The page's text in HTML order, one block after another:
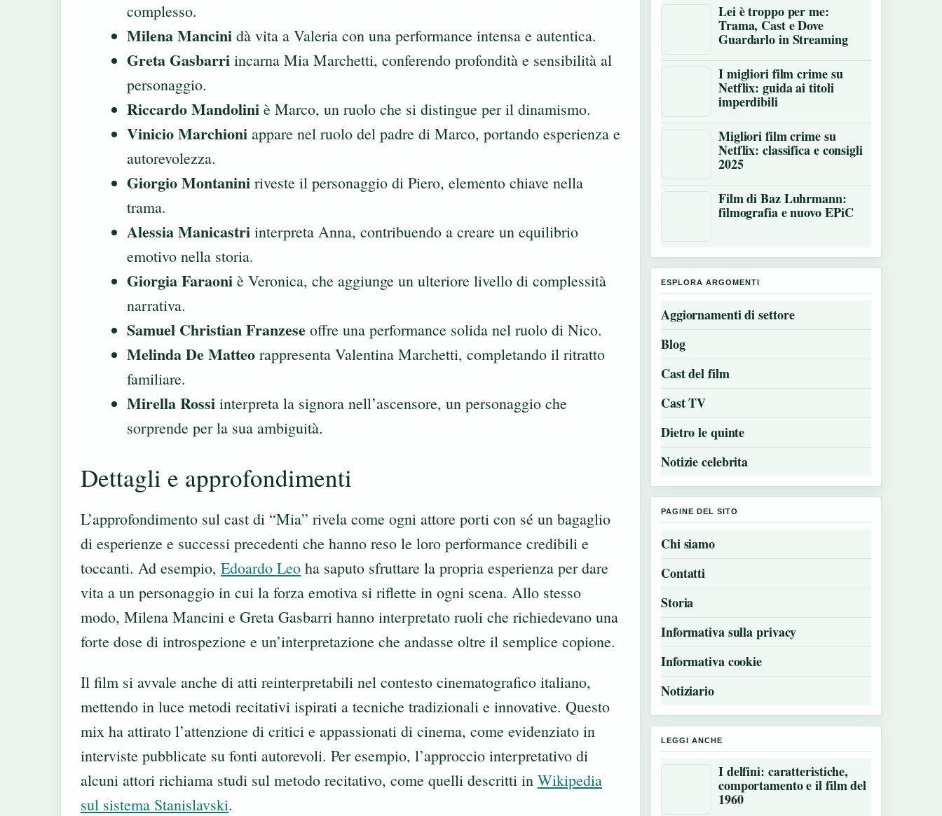
complesso.
Milena Mancini dà vita a Valeria con una performance intensa e autentica.
Greta Gasbarri incarna Mia Marchetti, conferendo profondità e sensibilità al
personaggio.
Riccardo Mandolini è Marco, un ruolo che si distingue per il dinamismo.
Vinicio Marchioni appare nel ruolo del padre di Marco, portando esperienza e
autorevolezza.
Giorgio Montanini riveste il personaggio di Piero, elemento chiave nella
trama.
Alessia Manicastri interpreta Anna, contribuendo a creare un equilibrio
emotivo nella storia.
Giorgia Faraoni è Veronica, che aggiunge un ulteriore livello di complessità
narrativa.
Samuel Christian Franzese offre una performance solida nel ruolo di Nico.
Melinda De Matteo rappresenta Valentina Marchetti, completando il ritratto
familiare.
Mirella Rossi interpreta la signora nell’ascensore, un personaggio che
sorprende per la sua ambiguità.
Dettagli e approfondimenti
L’approfondimento sul cast di “Mia” rivela come ogni attore porti con sé un bagaglio
di esperienze e successi precedenti che hanno reso le loro performance credibili e
toccanti. Ad esempio, Edoardo Leo ha saputo sfruttare la propria esperienza per dare
vita a un personaggio in cui la forza emotiva si riflette in ogni scena. Allo stesso
modo, Milena Mancini e Greta Gasbarri hanno interpretato ruoli che richiedevano una
forte dose di introspezione e un’interpretazione che andasse oltre il semplice copione.
Il film si avvale anche di atti reinterpretabili nel contesto cinematografico italiano,
mettendo in luce metodi recitativi ispirati a tecniche tradizionali e innovative. Questo
mix ha attirato l’attenzione di critici e appassionati di cinema, come evidenziato in
interviste pubblicate su fonti autorevoli. Per esempio, l’approccio interpretativo di
alcuni attori richiama studi sul metodo recitativo, come quelli descritti in Wikipedia
sul sistema Stanislavski.
Lei è troppo per me:
Trama, Cast e Dove
Guardarlo in Streaming
I migliori film crime su
Netflix: guida ai titoli
imperdibili
Migliori film crime su
Netflix: classifica e consigli
2025
Film di Baz Luhrmann:
filmografia e nuovo EPiC
ESPLORA ARGOMENTI
Aggiornamenti di settore
Blog
Cast del film
Cast TV
Dietro le quinte
Notizie celebrita
PAGINE DEL SITO
Chi siamo
Contatti
Storia
Informativa sulla privacy
Informativa cookie
Notiziario
LEGGI ANCHE
I delfini: caratteristiche,
comportamento e il film del
1960